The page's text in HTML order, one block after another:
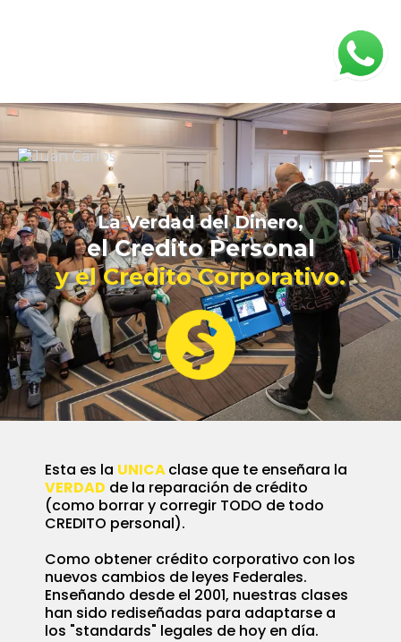
La Verdad del Dinero,
el Credito Personal
y el CreditoCorporativo.
Esta es la UNICAclase que te enseñara la
VERDAD de la reparación de crédito
(como borrar y corregir TODO de todo
CREDITO personal).
Como obtener crédito corporativo con los
nuevos cambios de leyes Federales.
Enseñando desde el 2001, nuestras clases
han sido rediseñadas para adaptarse a
los "standards" legales de hoy en día.